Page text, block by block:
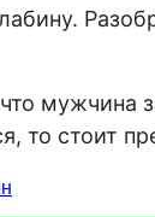
мужчина
то стоит